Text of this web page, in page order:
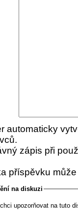
automaticky
zápis při
příspěvku
na diskuzi
upozorňovat na tuto